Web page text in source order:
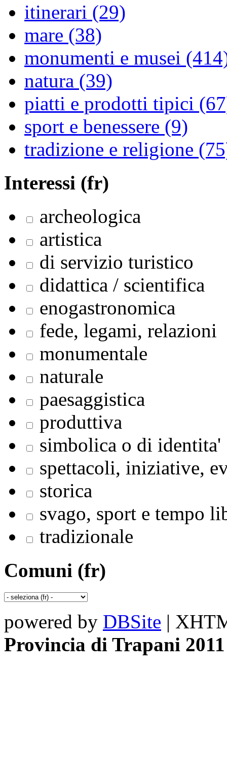
itinerari (29)
mare (38)
monumenti e musei
natura (39)
piatti e prodotti tipici
sport e benessere (9)
tradizione e religione
Interessi (fr)
archeologica
artistica
di servizio turistico
didattica / scientifica
enogastronomica
fede, legami, relazioni
monumentale
naturale
paesaggistica
produttiva
simbolica o di identita'
spettacoli, iniziative,
storica
svago, sport e tempo
tradizionale
Comuni (fr)
powered by DBSite |
Provincia di Trapani 2011